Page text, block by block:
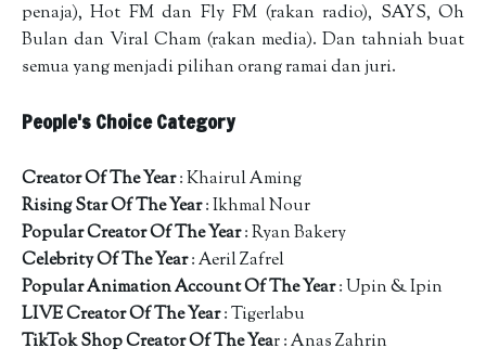
penaja), Hot FM dan Fly FM (rakan radio), SAYS, Oh
Bulan dan Viral Cham (rakan media). Dan tahniah buat
semua yang menjadi pilihan orang ramai dan juri.
People's Choice Category
Creator Of The Year: Khairul Aming
Rising Star Of The Year: Ikhmal Nour
Popular Creator Of The Year: Ryan Bakery
Celebrity Of The Year: Aeril Zafrel
Popular Animation Account Of The Year: Upin & Ipin
LIVE Creator Of The Year: Tigerlabu
TikTok Shop Creator Of The Year : Anas Zahrin